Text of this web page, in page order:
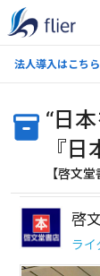
法人導入はこちら
“日
『日
【啓文
啓
ライ